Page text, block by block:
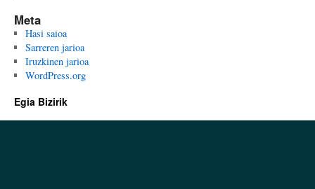
Meta
Hasi saioa
Sarreren jarioa
Iruzkinen jarioa
WordPress.org
Egia Bizirik